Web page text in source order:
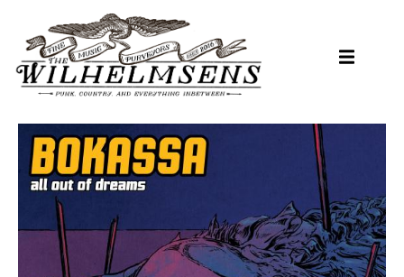
hovedinnhold